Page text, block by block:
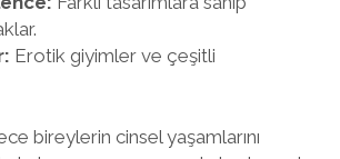
Erotik giyimler ve çeşitli
bireylerin cinsel yaşamlarını